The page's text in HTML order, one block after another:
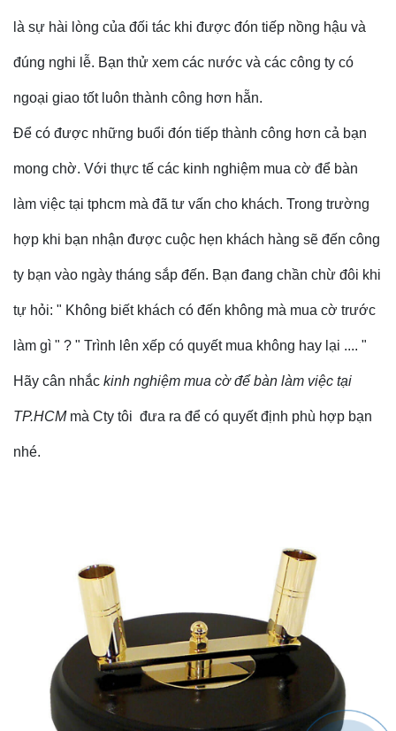
là sự hài lòng của đối tác khi được đón tiếp nồng hậu và
đúng nghi lễ. Bạn thử xem các nước và các công ty có
ngoại giao tốt luôn thành công hơn hẵn.
Để có được những buổi đón tiếp thành công hơn cả bạn
mong chờ. Với thực tế các kinh nghiệm mua cờ để bàn
làm việc tại tphcm mà đã tư vấn cho khách. Trong trường
hợp khi bạn nhận được cuộc hẹn khách hàng sẽ đến công
ty bạn vào ngày tháng sắp đến. Bạn đang chần chừ đôi khi
tự hỏi: " Không biết khách có đến không mà mua cờ trước
làm gì " ? " Trình lên xếp có quyết mua không hay lại .... "
Hãy cân nhắc kinh nghiệm mua cờ để bàn làm việc tại
TP.HCMmà Cty tôi đưa ra để có quyết định phù hợp bạn
nhé.